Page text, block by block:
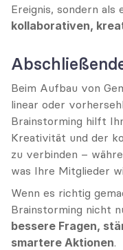
Ereignis, sondern als
kollaborativen,
Beim Aufbau von
linear oder
Brainstorming hilft
Kreativität und der
zu verbinden –
was Ihre Mitglieder
Wenn es richtig
bessere Fragen,
smartere Aktionen.